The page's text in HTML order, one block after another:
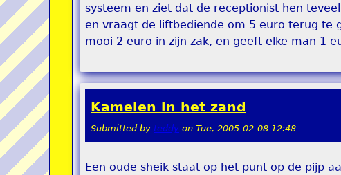
systeem en ziet dat de receptionist hen
en vraagt de liftbediende om 5 euro terug te
mooi 2 euro in zijn zak, en geeft elke man 1
Kamelen in het zand
Submitted by teddy on Tue, 2005-02-08 12:48
Een oude sheik staat op het punt op de pijp